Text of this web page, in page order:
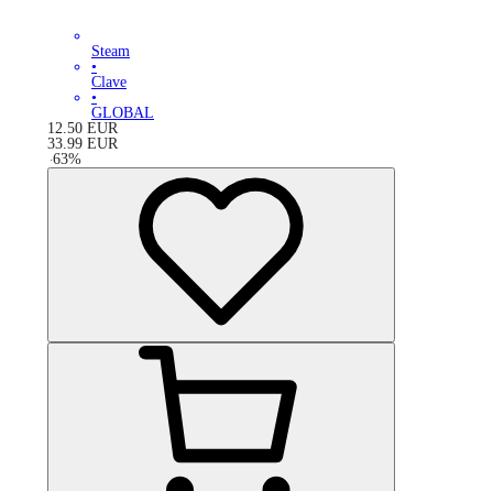
Steam
•
Clave
•
GLOBAL
12.50 EUR
33.99 EUR
-63%